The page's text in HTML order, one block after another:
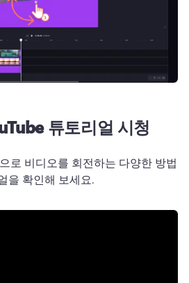
튜토리얼 시청
로 비디오를 회전하는 다양한 방법
을 확인해 보세요.